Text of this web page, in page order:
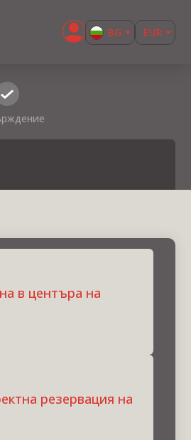
BG
EUR
confirm
в центъра на
резервация на